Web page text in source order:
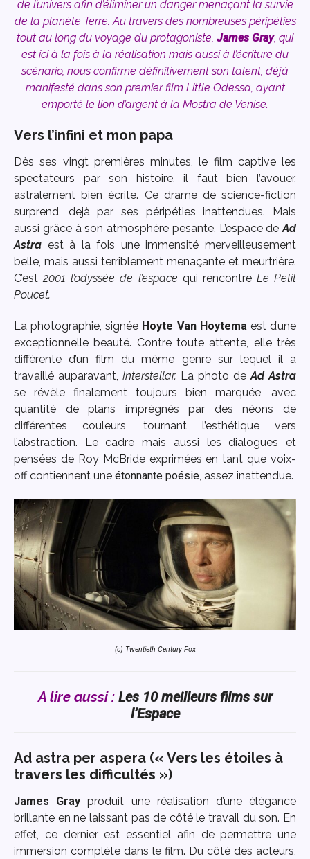
de l’univers afin d’éliminer un danger menaçant la survie
de la planète Terre. Au travers des nombreuses péripéties
tout au long du voyage du protagoniste, James Gray, qui
est ici à la fois à la réalisation mais aussi à l’écriture du
scénario, nous confirme définitivement son talent, déjà
manifesté dans son premier film Little Odessa, ayant
emporté le lion d’argent à la Mostra de Venise.
Vers l’infini et mon papa
Dès ses vingt premières minutes, le film captive les
spectateurs par son histoire, il faut bien l’avouer,
astralement bien écrite. Ce drame de science-fiction
surprend, dejà par ses péripéties inattendues. Mais
aussi grâce à son atmosphère pesante. L’espace deAd
Astra est à la fois une immensité merveilleusement
belle, mais aussi terriblement menaçante et meurtrière.
C’est2001 l’odyssée de l’espace qui rencontre Le Petit
Poucet.
La photographie, signée Hoyte Van Hoytemaest d’une
exceptionnelle beauté. Contre toute attente, elle très
différente d’un film du même genre sur lequel il a
travaillé auparavant, Interstellar. La photo deAd Astra
se révèle finalement toujours bien marquée, avec
quantité de plans imprégnés par des néons de
différentes couleurs, tournant l’esthétique vers
l’abstraction. Le cadre mais aussi les dialogues et
pensées de Roy McBride exprimées en tant que voix-
off contiennent une étonnante poésie, assez inattendue.
(c) Twentieth Century Fox
A lire aussi : Les 10 meilleurs films sur
l’Espace
Ad astra per aspera (« Vers les étoiles à
travers les difficultés »)
James Gray produit une réalisation d’une élégance
brillante en ne laissant pas de côté le travail du son. En
effet, ce dernier est essentiel afin de permettre une
immersion complète dans le film. Du côté des acteurs,